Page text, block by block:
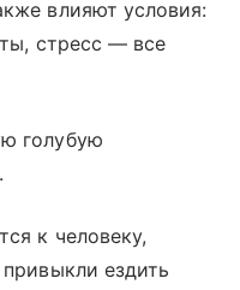
влияют условия:
стресс — все
голубую
к человеку,
ездить